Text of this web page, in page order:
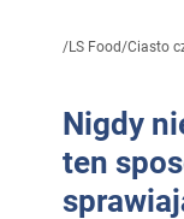
/LS Food/Ciasto
Nigdy
ten